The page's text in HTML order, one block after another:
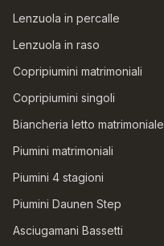
Lenzuola in percalle
Lenzuola in raso
Copripiumini matrimoniali
Copripiumini singoli
Biancheria letto matrimoniale
Piumini matrimoniali
Piumini 4 stagioni
Piumini Daunen Step
Asciugamani Bassetti